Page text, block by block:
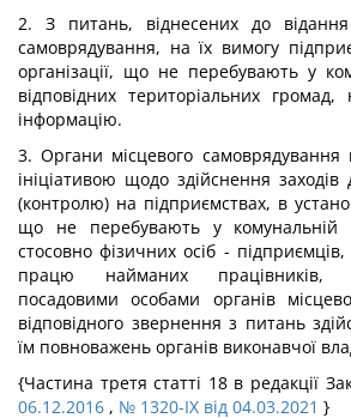
2. З питань, віднесених до відання
самоврядування, на їх вимогу
організації, що не перебувають у
відповідних територіальних громад,
інформацію.
3. Органи місцевого самоврядування
ініціативою щодо здійснення
(контролю) на підприємствах, в
що не перебувають у комунальній
стосовно фізичних осіб -
працю найманих працівників,
посадовими особами органів
відповідного звернення з питань
їм повноважень органів виконавчої
{Частина третя статті 18 в редакції
06.12.2016 , № 1320-IX від 04.03.2021 }